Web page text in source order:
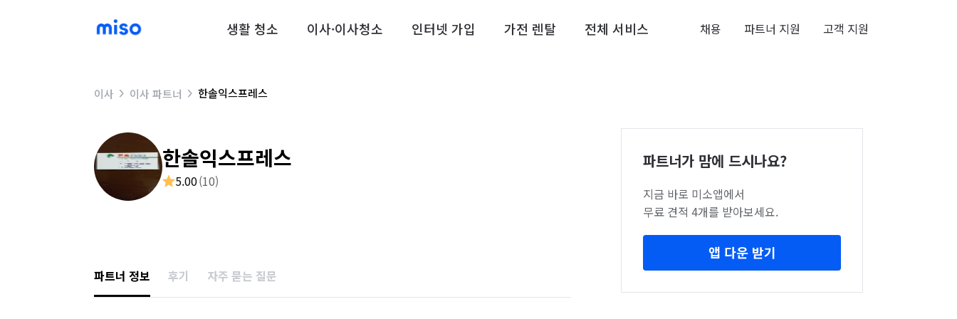
생활 청소 이사·이사청소 인터넷 가입 가전 렌탈 전체 서비스 채용 파트너 지원 고객 지원
이사 이사 파트너 한솔익스프레스
한솔익스프레스
5.00(10)
파트너 정보 후기 자주 묻는 질문
파트너가 맘에 드시나요?
지금 바로 미소앱에서
무료 견적 4개를 받아보세요.
앱 다운 받기